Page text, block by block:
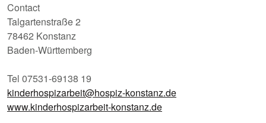
Contact
Talgartenstraße 2
78462 Konstanz
Baden-Württemberg
Tel 07531-69138 19
kinderhospizarbeit@hospiz-konstanz.de
www.kinderhospizarbeit-konstanz.de